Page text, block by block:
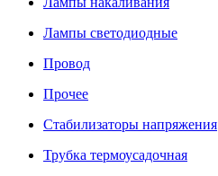
Лампы светодиодные
Провод
Прочее
Стабилизаторы напряжения
Трубка термоусадочная